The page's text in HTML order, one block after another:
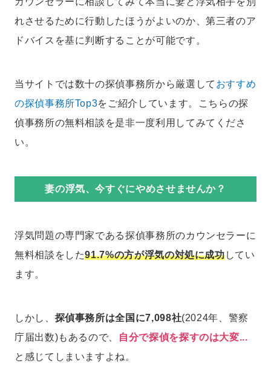
れさせるために行動したほうがよいのか、第三者のア
ドバイスを基に判断することが可能です。
当サイトでは数十の探偵事務所から厳選して おすすめ
の探偵事務所Top3をご紹介しています。こちらの探
偵事務所の無料相談を是非一度利用してみてくださ
い。
妻の浮気、今すぐにやめさせませんか？
浮気問題の専門家である探偵事務所のカウンセラーに
無料相談をした91.7%の方が浮気の対処に成功してい
ます。
しかし、 探偵事務所は全国に7,098社(2024年、警察
庁届出数)もあるので、
自分で探偵を探すのは大変...
と感じてしまいますよね。